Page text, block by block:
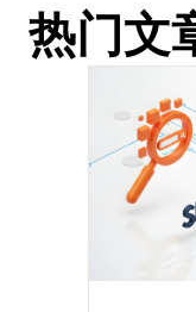
热门文